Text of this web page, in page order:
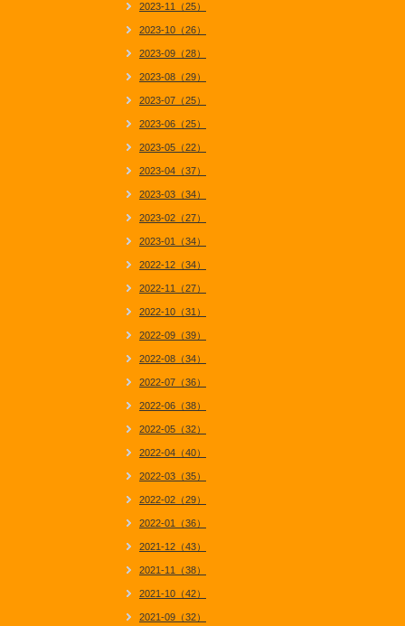
2023-11（25）
2023-10（26）
2023-09（28）
2023-08（29）
2023-07（25）
2023-06（25）
2023-05（22）
2023-04（37）
2023-03（34）
2023-02（27）
2023-01（34）
2022-12（34）
2022-11（27）
2022-10（31）
2022-09（39）
2022-08（34）
2022-07（36）
2022-06（38）
2022-05（32）
2022-04（40）
2022-03（35）
2022-02（29）
2022-01（36）
2021-12（43）
2021-11（38）
2021-10（42）
2021-09（32）